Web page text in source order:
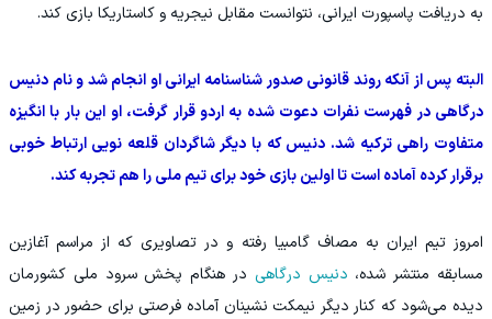
به دریافت پاسپورت ایرانی، نتوانست مقابل نیجریه و کاستاریکا بازی کند.
البته پس از آنکه روند قانونی صدور شناسنامه ایرانی او انجام شد و نام دنیس
درگاهی در فهرست نفرات دعوت شده به اردو قرار گرفت، او این بار با انگیزه
متفاوت راهی ترکیه شد. دنیس که با دیگر شاگردان قلعه نویی ارتباط خوبی
برقرار کرده آماده است تا اولین بازی خود برای تیم ملی را هم تجربه کند.
امروز تیم ایران به مصاف گامبیا رفته و در تصاویری که از مراسم آغازین
مسابقه منتشر شده، دنیس درگاهی در هنگام پخش سرود ملی کشورمان
دیده می‌شود که کنار دیگر نیمکت نشینان آماده فرصتی برای حضور در زمین